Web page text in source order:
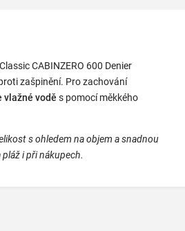
CABINZERO 600 Denier
zašpinění. Pro zachování
vlažné vodě s pomocí měkkého
s ohledem na objem a snadnou
i při nákupech.